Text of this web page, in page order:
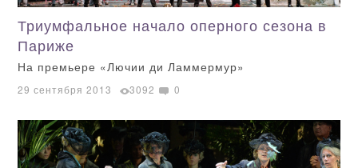
Триумфальное начало оперного сезона в
Париже
На премьере «Лючии ди Ламмермур»
29 сентября 2013 3092 0